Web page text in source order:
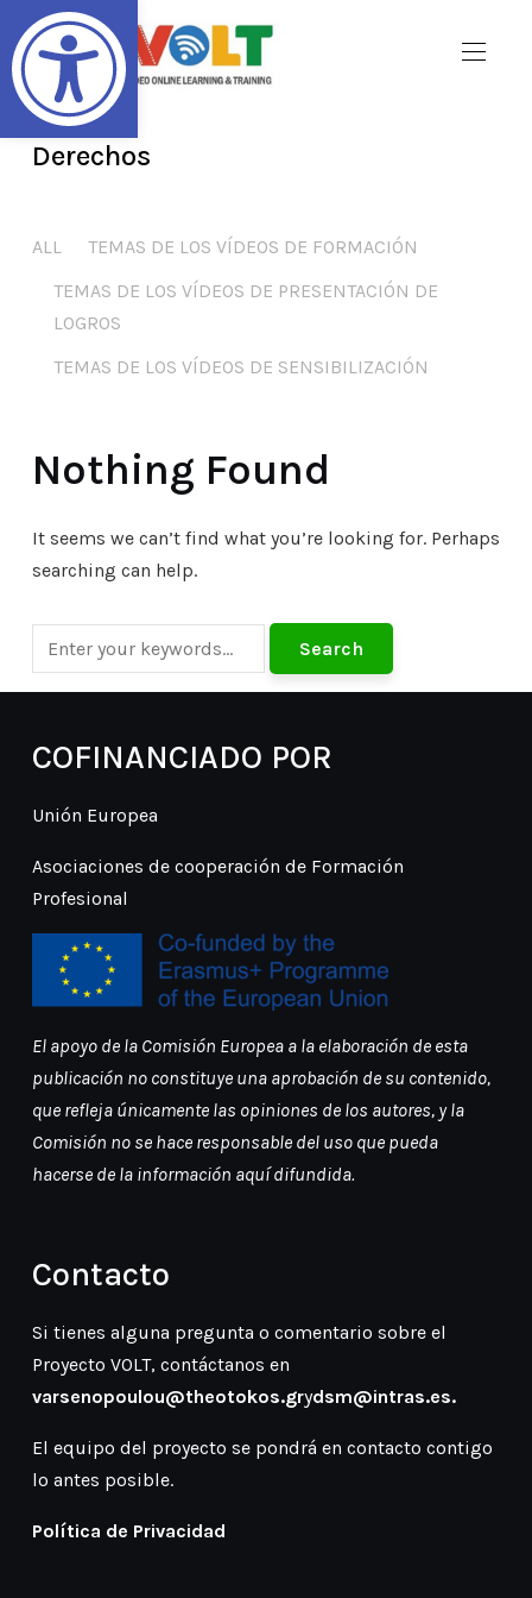
Abrir barra de herramientas
Derechos
ALL
TEMAS DE LOS VÍDEOS DE FORMACIÓN
TEMAS DE LOS VÍDEOS DE PRESENTACIÓN DE
LOGROS
TEMAS DE LOS VÍDEOS DE SENSIBILIZACIÓN
Nothing Found
It seems we can’t find what you’re looking for. Perhaps
searching can help.
COFINANCIADO POR
Unión Europea
Asociaciones de cooperación de Formación
Profesional
El apoyo de la Comisión Europea a la elaboración de esta
publicación no constituye una aprobación de su contenido,
que refleja únicamente las opiniones de los autores, y la
Comisión no se hace responsable del uso que pueda
hacerse de la información aquí difundida.
Contacto
Si tienes alguna pregunta o comentario sobre el
Proyecto VOLT, contáctanos en
varsenopoulou@theotokos.grydsm@intras.es.
El equipo del proyecto se pondrá en contacto contigo
lo antes posible.
Política de Privacidad